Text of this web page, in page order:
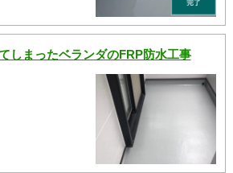
しまったベランダのFRP防水工事